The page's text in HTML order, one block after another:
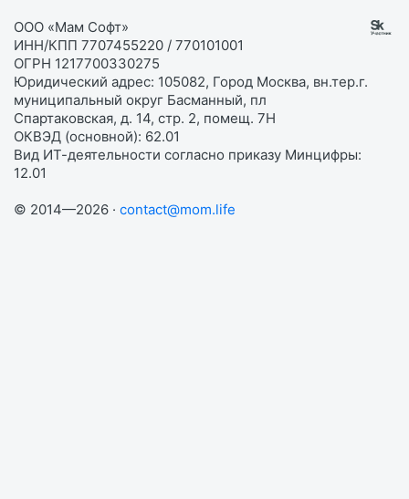
ООО «Мам Софт»
ИНН/КПП 7707455220 / 770101001
ОГРН 1217700330275
Юридический адрес: 105082, Город Москва, вн.тер.г.
муниципальный округ Басманный, пл
Спартаковская, д. 14, стр. 2, помещ. 7Н
ОКВЭД (основной): 62.01
Вид ИТ-деятельности согласно приказу Минцифры:
12.01
© 2014—2026 · contact@mom.life